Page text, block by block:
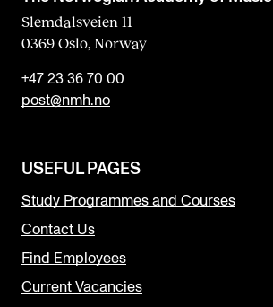
Slemdalsveien 11
0369 Oslo, Norway
+47 23 36 70 00
post@nmh.no
USEFUL PAGES
Study Programmes and Courses
Contact Us
Find Employees
Current Vacancies